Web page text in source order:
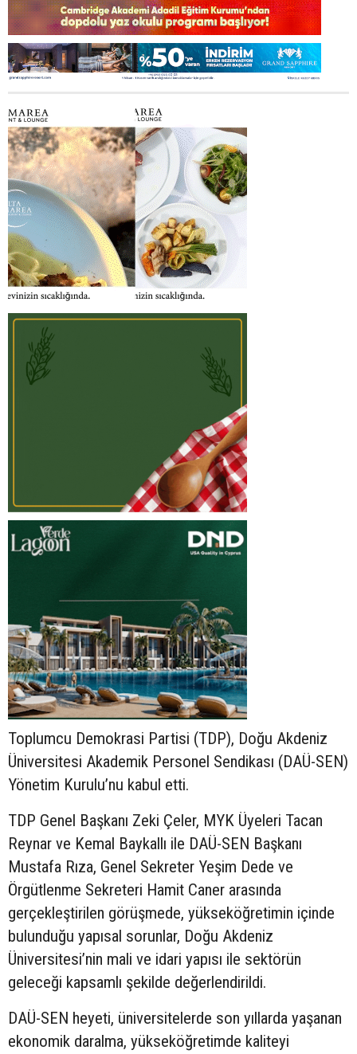
Toplumcu Demokrasi Partisi (TDP), Doğu Akdeniz
Üniversitesi Akademik Personel Sendikası (DAÜ-SEN)
Yönetim Kurulu’nu kabul etti.
TDP Genel Başkanı Zeki Çeler, MYK Üyeleri Tacan
Reynar ve Kemal Baykallı ile DAÜ-SEN Başkanı
Mustafa Rıza, Genel Sekreter Yeşim Dede ve
Örgütlenme Sekreteri Hamit Caner arasında
gerçekleştirilen görüşmede, yükseköğretimin içinde
bulunduğu yapısal sorunlar, Doğu Akdeniz
Üniversitesi’nin mali ve idari yapısı ile sektörün
geleceği kapsamlı şekilde değerlendirildi.
DAÜ-SEN heyeti, üniversitelerde son yıllarda yaşanan
ekonomik daralma, yükseköğretimde kaliteyi